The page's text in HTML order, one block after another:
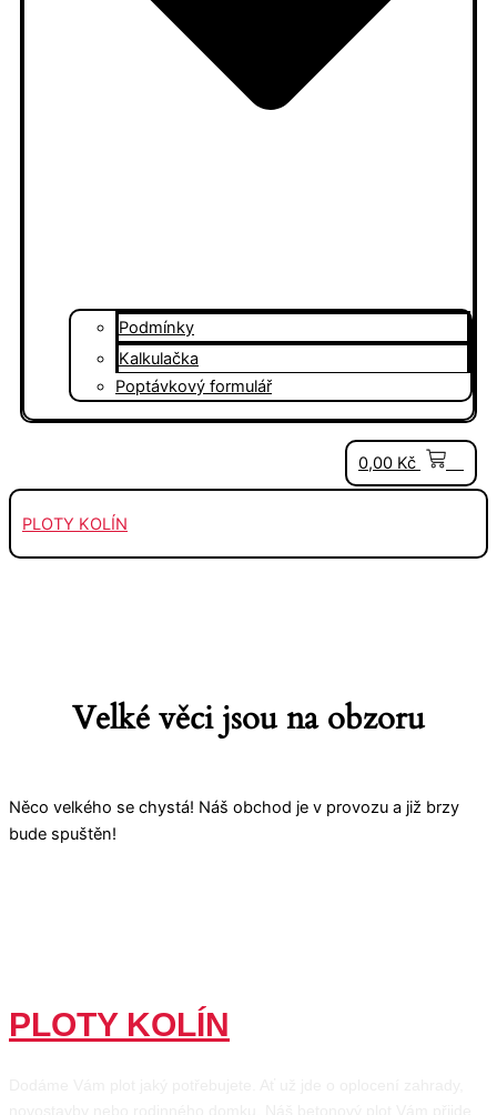
Podmínky
Kalkulačka
Poptávkový formulář
0,00 Kč
PLOTY KOLÍN
Velké věci jsou na obzoru
Něco velkého se chystá! Náš obchod je v provozu a již brzy
bude spuštěn!
PLOTY KOLÍN